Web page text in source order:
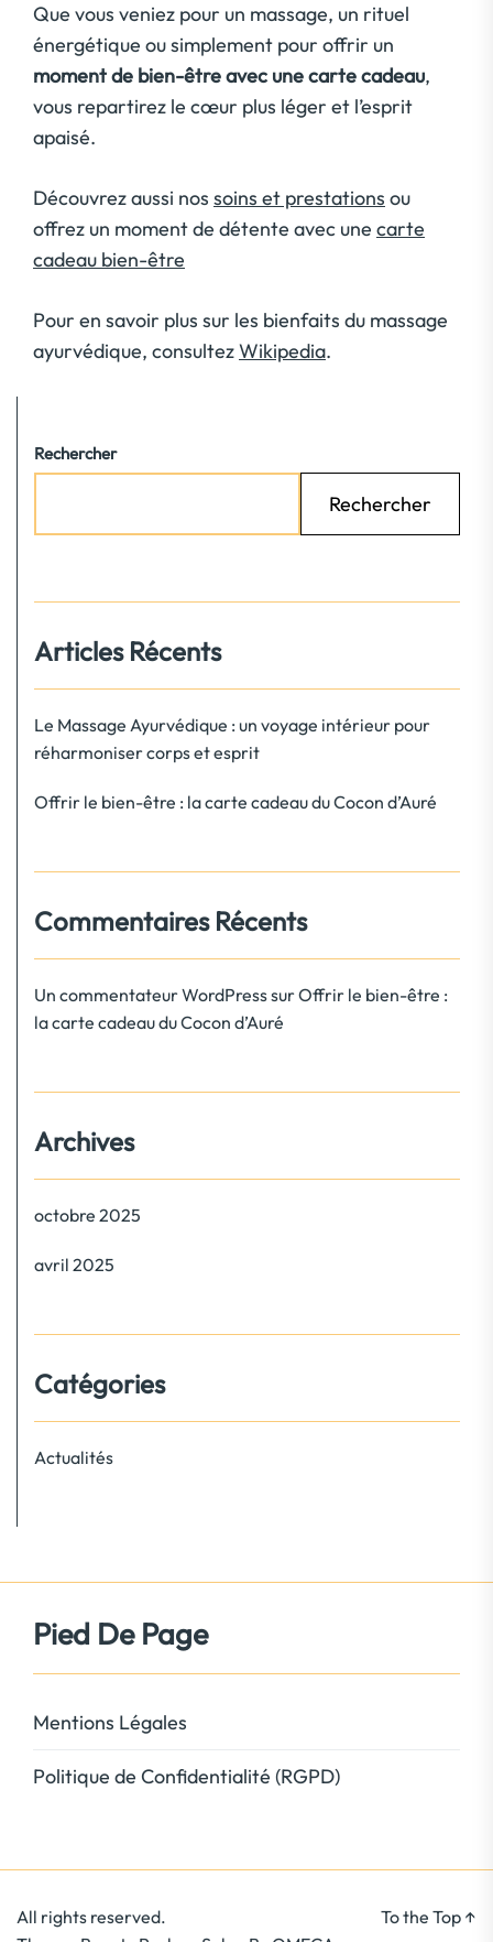
Que vous veniez pour un massage, un rituel
énergétique ou simplement pour offrir un
moment de bien-être avec une carte cadeau,
vous repartirez le cœur plus léger et l’esprit
apaisé.
Découvrez aussi nos soins et prestations ou
offrez un moment de détente avec une carte
cadeau bien-être
Pour en savoir plus sur les bienfaits du massage
ayurvédique, consultezWikipedia.
Rechercher
Rechercher
Articles Récents
Le Massage Ayurvédique : un voyage intérieur pour
réharmoniser corps et esprit
Offrir le bien-être : la carte cadeau du Cocon d’Auré
Commentaires Récents
Un commentateur WordPresssurOffrir le bien-être :
la carte cadeau du Cocon d’Auré
Archives
octobre 2025
avril 2025
Catégories
Actualités
Pied De Page
Mentions Légales
Politique de Confidentialité (RGPD)
All rights reserved.
To the Top ↑